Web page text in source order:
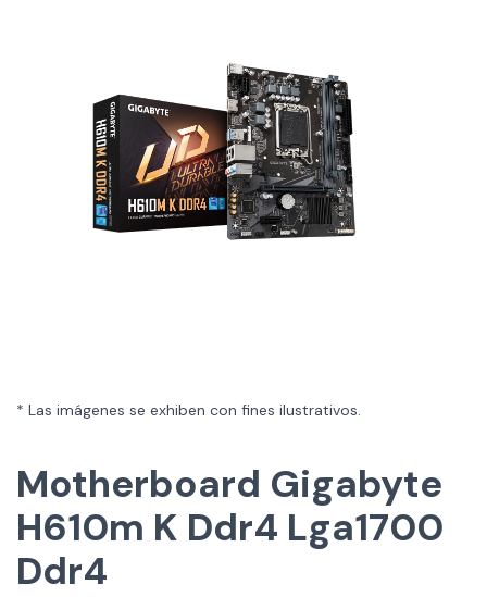
* Las imágenes se exhiben con fines ilustrativos.
Motherboard Gigabyte
H610m K Ddr4 Lga1700
Ddr4